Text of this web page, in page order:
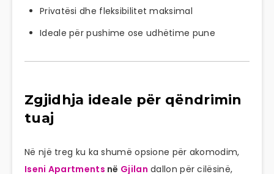
Privatësi dhe fleksibilitet maksimal
Ideale për pushime ose udhëtime pune
Zgjidhja ideale për qëndrimin
tuaj
Në një treg ku ka shumë opsione për akomodim,
Iseni Apartments në Gjilan dallon për cilësinë,